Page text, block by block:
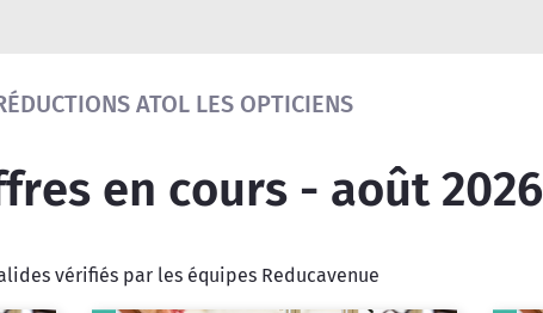
la rechercheATOL LES OPTICIENS
en cours - août 2026
vérifiés par les équipes Reducavenue